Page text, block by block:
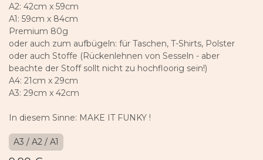
A2: 42cm x 59cm
A1: 59cm x 84cm
Premium 80g
oder auch zum aufbügeln: für Taschen, T-Shirts, Polster
oder auch Stoffe (Rückenlehnen von Sesseln - aber
beachte der Stoff sollt nicht zu hochfloorig sein!)
A4: 21cm x 29cm
A3: 29cm x 42cm
In diesem Sinne: MAKE IT FUNKY !
A3 / A2 / A1